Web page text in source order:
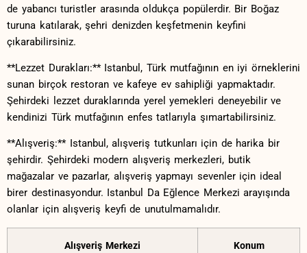
de yabancı turistler arasında oldukça popülerdir. Bir ​Boğaz
⁣turuna katılarak, şehri denizden keşfetmenin keyfini
⁤çıkarabilirsiniz.
**Lezzet Durakları:** Istanbul, Türk mutfağının en iyi örneklerini
‌sunan birçok restoran ve kafeye ev‍ sahipliği yapmaktadır.
Şehirdeki⁢ lezzet duraklarında yerel yemekleri ⁣deneyebilir ve
kendinizi Türk mutfağının enfes tatlarıyla şımartabilirsiniz.
**Alışveriş:**​ Istanbul, alışveriş tutkunları için de harika bir
şehirdir. Şehirdeki modern alışveriş merkezleri, butik
mağazalar ve pazarlar, alışveriş yapmayı sevenler için ideal
birer destinasyondur. Istanbul Da Eğlence Merkezi arayışında⁣
olanlar ⁢için alışveriş keyfi de unutulmamalıdır.
Alışveriş Merkezi Konum